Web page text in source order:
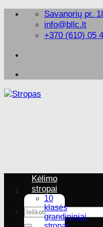
Skip
Savanorių pr.
info@bllc.lt
+370 (610) 05
Ieškoti:
Kėlimo
stropai
10
klasės
grandininiai